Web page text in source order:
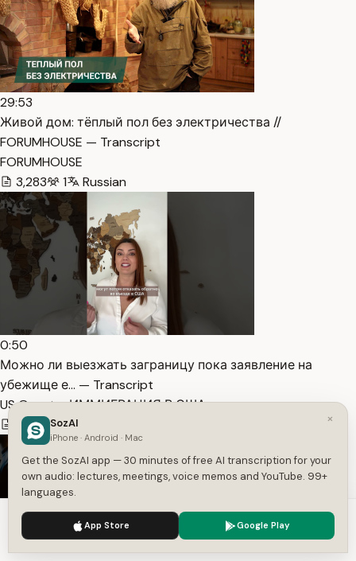
29:53
Живой дом: тёплый пол без электричества //
FORUMHOUSE — Transcript
FORUMHOUSE
3,283
1 Russian
0:50
Можно ли выезжать заграницу пока заявление на
убежище е… — Transcript
US Quest – ИММИГРАЦИЯ В США
229
1 Russian
We use cookies to enhance your experience.
×
SozAI
iPhone · Android · Mac
Get the SozAI app — 30 minutes of free AI transcription for your
own audio: lectures, meetings, voice memos and YouTube. 99+
languages.
App Store Google Play